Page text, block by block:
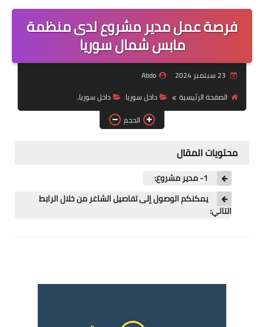
القائمة
مناقصات
فرص عمل داخل سوريا
فرص عمل في العراق
فرص عمل في اليمن
فرصة عمل مدير مشروع لدى منظمة
مابس شمال سوريا
Abdo
الصفحة الرئيسية
داخل سوريا
داخل سوريا،
الحجم
محتويات المقال
1- مدير مشروع:
يمكنكم الوصول إلى تفاصيل الشاغر من خلال الرابط
التالي: